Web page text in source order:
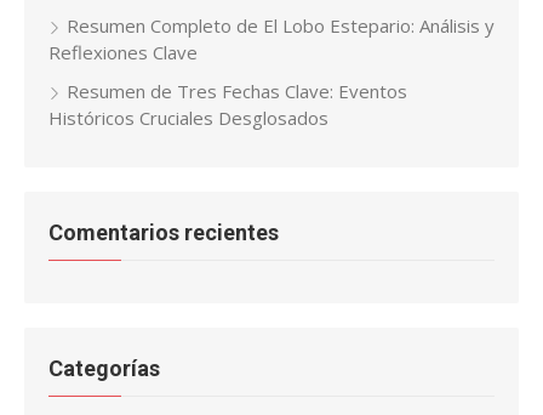
Resumen Completo de El Lobo Estepario: Análisis y
Reflexiones Clave
Resumen de Tres Fechas Clave: Eventos
Históricos Cruciales Desglosados
Comentarios recientes
Categorías